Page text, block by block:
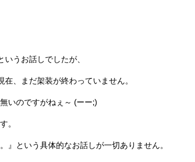
うお話しでしたが、
、まだ架装が終わっていません。
いのですがねぇ～ (ーー;)
。
』という具体的なお話しが一切ありません。